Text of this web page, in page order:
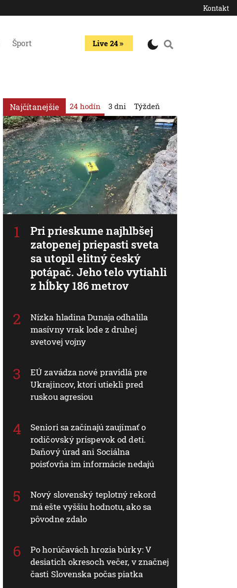
Kontakt
Šport Live 24
Najčítanejšie 24 hodín
Pri prieskume najhlbšej
zatopenej priepasti sveta
sa utopil elitný český
potápač. Jeho telo vytiahli
z hĺbky 186 metrov
Nízka hladina Dunaja odhalila
masívny vrak lode z druhej
svetovej vojny
EÚ zavádza nové pravidlá pre
Ukrajincov, ktorí utiekli pred
ruskou agresiou
Seniori sa začínajú zaujímať o
rodičovský príspevok od detí.
Daňový úrad ani Sociálna
poisťovňa im informácie nedajú
Nový slovenský teplotný rekord
má ešte vyššiu hodnotu, ako sa
pôvodne zdalo
Po horúčavách hrozia búrky: V
desiatich okresoch večer, v značnej
časti Slovenska počas piatka
3 dni Týždeň